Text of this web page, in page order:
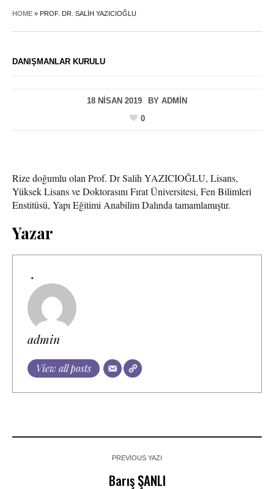
HOME » PROF. DR. SALIH YAZICIOĞLU
DANIŞMANLAR KURULU
18 NISAN 2019 BY ADMIN
0
Rize doğumlu olan Prof. Dr Salih YAZICIOĞLU, Lisans,
Yüksek Lisans ve Doktorasını Fırat Üniversitesi, Fen Bilimleri
Enstitüsü, Yapı Eğitimi Anabilim Dalında tamamlamıştır.
Yazar
admin
View all posts
PREVIOUS YAZI
Barış ŞANLI